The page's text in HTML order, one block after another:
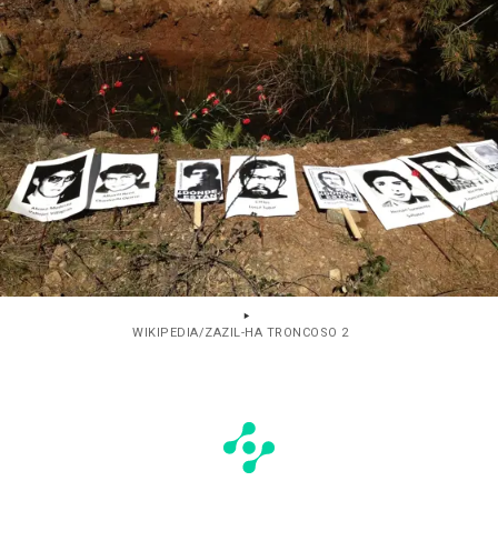
WIKIPEDIA/ZAZIL-HA TRONCOSO 2